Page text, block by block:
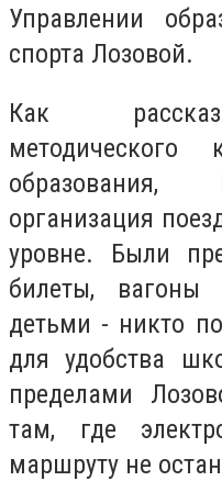
Управлении
спорта Лозовой.
Как
методического
образования,
организация
уровне. Были
билеты, вагоны
детьми - никто
для удобства
пределами
там, где
маршруту не